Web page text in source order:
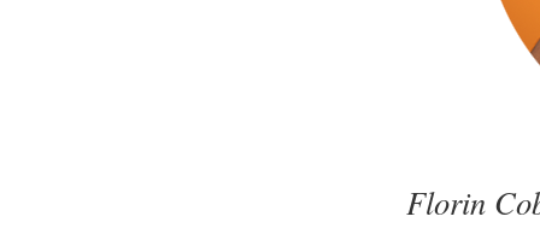
Florin